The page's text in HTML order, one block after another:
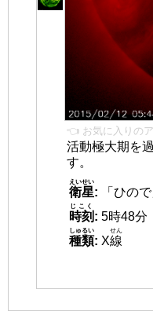
👈 お気に入りの
活動極大期を
す。
衛星
えいせい
:
「ひので
時刻
じこく
: 5時48分
種類
しゅるい
: X線
せん